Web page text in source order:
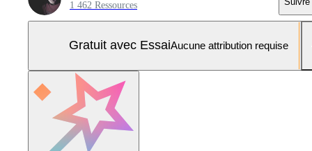
1 462 Ressources
Gratuit avec EssaiAucune attribution requise